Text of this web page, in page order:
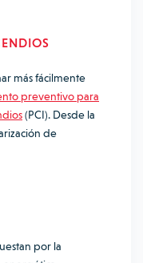
más fácilmente
preventivo para
(PCI). Desde la
de
por la